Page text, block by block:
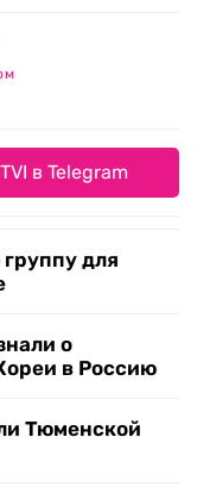
в Telegram
для
о
в Россию
Тюменской